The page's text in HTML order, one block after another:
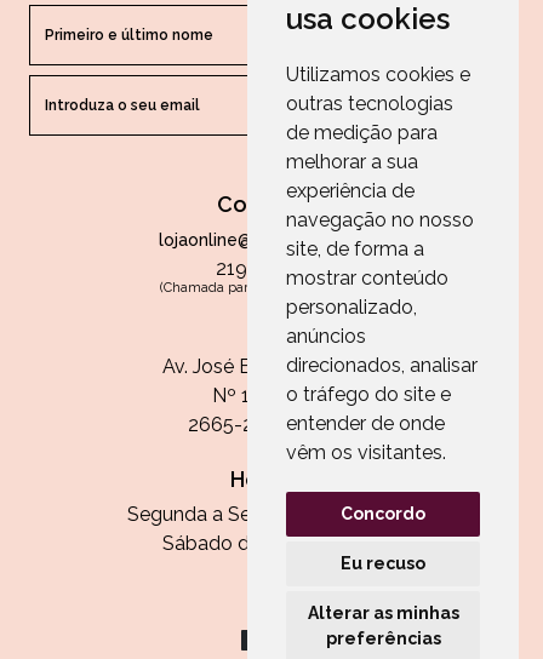
usa cookies
Utilizamos cookies e
outras tecnologias
de medição para
melhorar a sua
experiência de
navegação no nosso
site, de forma a
mostrar conteúdo
personalizado,
anúncios
direcionados, analisar
o tráfego do site e
entender de onde
vêm os visitantes.
Concordo
Eu recuso
Alterar as minhas
preferências
ENVIAR
Contactos
lojaonline@paperandarts.pt
219 862 836
(Chamada para a rede fixa nacional)
Loja
Av. José Batista Antunes
Nº 11, Loja 10
2665-236 Malveira
Horário:
Segunda a Sexta das 13h às 20h
Sábado das 9h30 às 13h